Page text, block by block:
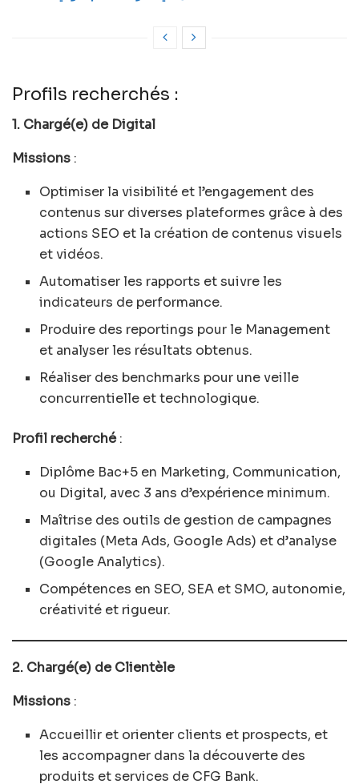
Profils recherchés :
1. Chargé(e) de Digital
Missions :
Optimiser la visibilité et l’engagement des
contenus sur diverses plateformes grâce à des
actions SEO et la création de contenus visuels
et vidéos.
Automatiser les rapports et suivre les
indicateurs de performance.
Produire des reportings pour le Management
et analyser les résultats obtenus.
Réaliser des benchmarks pour une veille
concurrentielle et technologique.
Profil recherché:
Diplôme Bac+5 en Marketing, Communication,
ou Digital, avec 3 ans d’expérience minimum.
Maîtrise des outils de gestion de campagnes
digitales (Meta Ads, Google Ads) et d’analyse
(Google Analytics).
Compétences en SEO, SEA et SMO, autonomie,
créativité et rigueur.
2. Chargé(e) de Clientèle
Missions :
Accueillir et orienter clients et prospects, et
les accompagner dans la découverte des
produits et services de CFG Bank.